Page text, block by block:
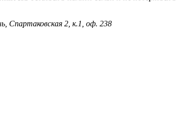
Спартаковская 2, к.1, оф. 238